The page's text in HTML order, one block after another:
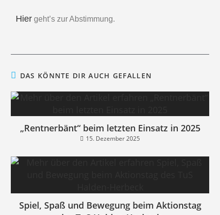
Hier geht’s zur Abstimmung.
DAS KÖNNTE DIR AUCH GEFALLEN
„Rentnerbänt“ beim letzten Einsatz in 2025
15. Dezember 2025
Spiel, Spaß und Bewegung beim Aktionstag